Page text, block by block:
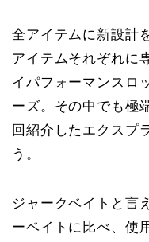
全アイテムに新設計
アイテムそれぞれに
イパフォーマンスロ
ーズ。その中でも極
回紹介したエクスプ
う。
ジャークベイトと言
ーベイトに比べ、使